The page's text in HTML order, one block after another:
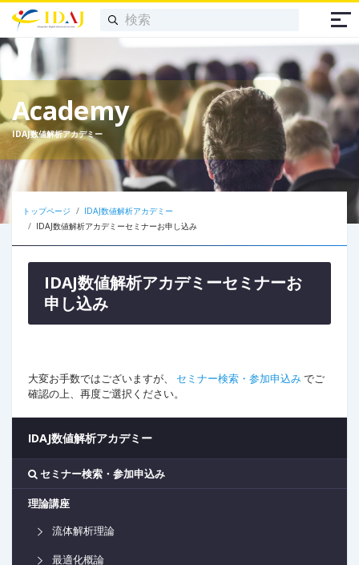
Academy
IDAJ数値解析アカデミー
トップページ
IDAJ数値解析アカデミー
IDAJ数値解析アカデミーセミナーお申し込み
IDAJ数値解析アカデミーセミナーお
申し込み
大変お手数ではございますが、 セミナー検索・参加申込みでご
確認の上、再度ご選択ください。
IDAJ数値解析アカデミー
セミナー検索・参加申込み
理論講座
流体解析理論
最適化概論